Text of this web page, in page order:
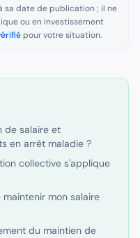
sa date de publication ; il ne
ou en investissement
pour votre situation.
de salaire et
en arrêt maladie ?
collective s'applique
mon salaire
du maintien de